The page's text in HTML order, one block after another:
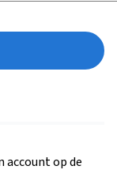
account op de